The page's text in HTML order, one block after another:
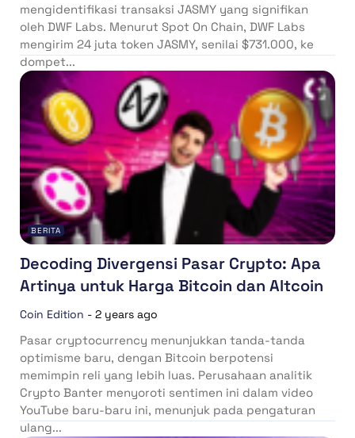
mengidentifikasi transaksi JASMY yang signifikan
oleh DWF Labs. Menurut Spot On Chain, DWF Labs
mengirim 24 juta token JASMY, senilai $731.000, ke
dompet...
BERITA
Decoding Divergensi Pasar Crypto: Apa
Artinya untuk Harga Bitcoin dan Altcoin
Coin Edition - 2 years ago
Pasar cryptocurrency menunjukkan tanda-tanda
optimisme baru, dengan Bitcoin berpotensi
memimpin reli yang lebih luas. Perusahaan analitik
Crypto Banter menyoroti sentimen ini dalam video
YouTube baru-baru ini, menunjuk pada pengaturan
ulang...